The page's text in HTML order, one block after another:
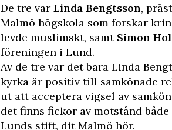
De tre var Linda Bengtsson,
Malmö högskola som forskar
levde muslimskt, samt Simon
föreningen i Lund.
Av de tre var det bara Linda
kyrka är positiv till samkönade
ut att acceptera vigsel av
det finns fickor av motstånd
Lunds stift, dit Malmö hör.